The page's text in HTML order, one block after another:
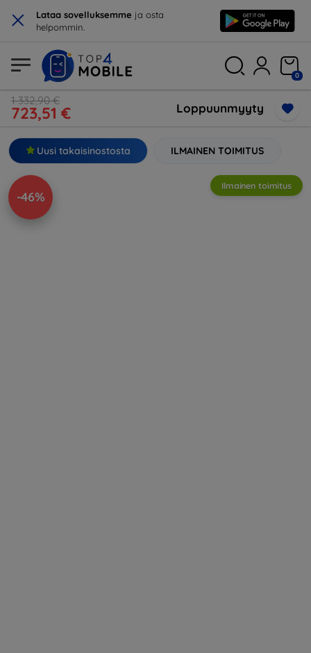
× Lataa sovelluksemme ja osta
helpommin.
0
1 332,90 €
723,51 € Loppuunmyyty
Uusi takaisinostosta ILMAINEN TOIMITUS
-46%
Ilmainen toimitus